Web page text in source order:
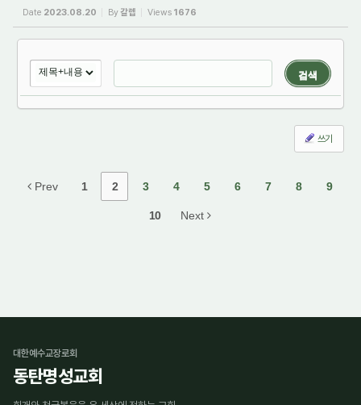
Date 2023.08.20 By갈렙 Views 1676
검색
쓰기
Prev 1 2 3 4 5 6 7 8 9
10 Next
대한예수교장로회
동탄명성교회